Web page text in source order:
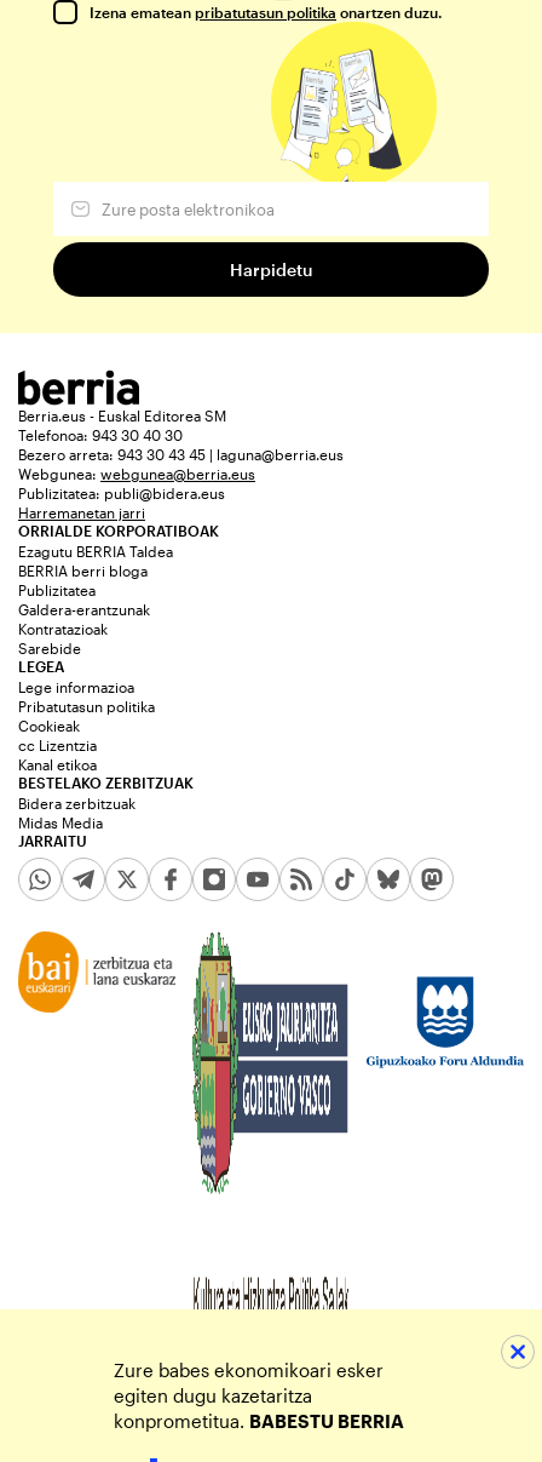
Izena ematean pribatutasun politika onartzen duzu.
Berria.eus - Euskal Editorea SM
Telefonoa: 943 30 40 30
Bezero arreta: 943 30 43 45 | laguna@berria.eus
Webgunea: webgunea@berria.eus
Publizitatea: publi@bidera.eus
Harremanetan jarri
ORRIALDE KORPORATIBOAK
Ezagutu BERRIA Taldea
BERRIA berri bloga
Publizitatea
Galdera-erantzunak
Kontratazioak
Sarebide
JARRAITU
LEGEA
Lege informazioa
Pribatutasun politika
Cookieak
cc Lizentzia
Kanal etikoa
BESTELAKO ZERBITZUAK
Bidera zerbitzuak
Midas Media
Zure babes ekonomikoari esker
egiten dugu kazetaritza
konprometitua. BABESTU BERRIA